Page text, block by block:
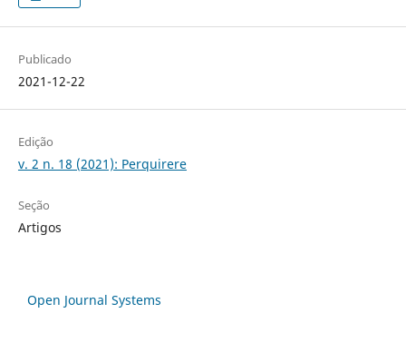
Publicado
2021-12-22
Edição
v. 2 n. 18 (2021): Perquirere
Seção
Artigos
Open Journal Systems